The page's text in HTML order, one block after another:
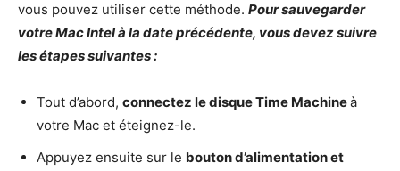
vous pouvez utiliser cette méthode. Pour sauvegarder
votre Mac Intel à la date précédente, vous devez suivre
les étapes suivantes :
Tout d’abord, connectez le disque Time Machineà
votre Mac et éteignez-le.
Appuyez ensuite sur le bouton d’alimentation et